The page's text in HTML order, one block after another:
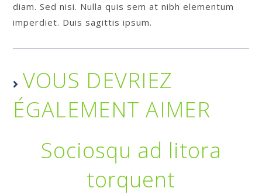
diam. Sed nisi. Nulla quis sem at nibh elementum
imperdiet. Duis sagittis ipsum.
VOUS DEVRIEZ
ÉGALEMENT AIMER
Sociosqu ad litora
torquent